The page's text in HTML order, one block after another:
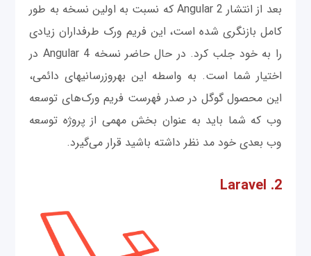
بعد از انتشار Angular 2 که نسبت به اولین نسخه به طور
کامل بازنگری شده است، این فریم ورک طرفداران زیادی
را به خود جلب کرد. در حال حاضر نسخه Angular 4 در
اختیار شما است. به واسطه این به‎روزرسانی‎های دائمی‌،
این محصول گوگل در صدر فهرست فریم ورک‌های توسعه
وب که شما باید به عنوان بخش مهمی‌ از پروژه توسعه
وب بعدی خود مد نظر داشته باشید قرار می‌گیرد.
2. Laravel